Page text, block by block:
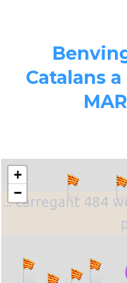
Catalans a
... carregant 484
+
−